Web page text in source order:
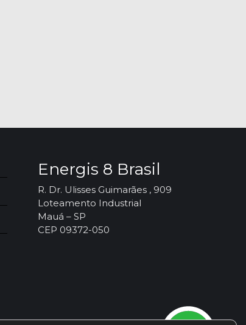
Energis 8 Brasil
R. Dr. Ulisses Guimarães , 909
Loteamento Industrial
Mauá – SP
CEP 09372-050